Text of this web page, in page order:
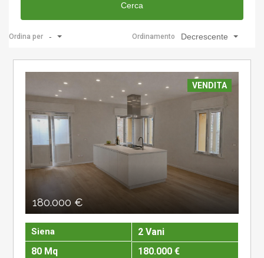
Cerca
Ordina per - Ordinamento Decrescente
VENDITA
180.000 €
Siena
2 Vani
80 Mq
180.000 €